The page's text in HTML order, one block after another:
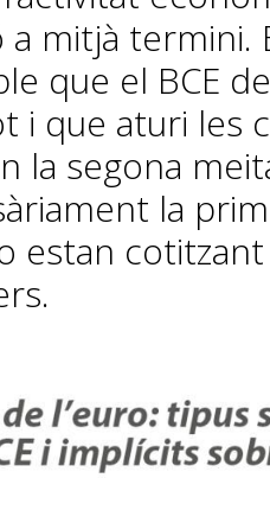
a mitjà
que el BCE
i que aturi les
la segona
la
estan